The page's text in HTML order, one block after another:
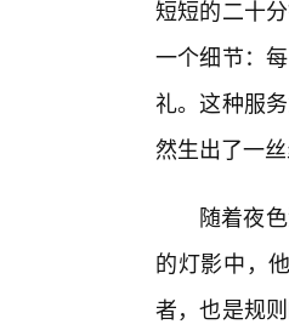
短短的二十
一个细节：
礼。这种服
然生出了一丝
随着夜
的灯影中，
者，也是规